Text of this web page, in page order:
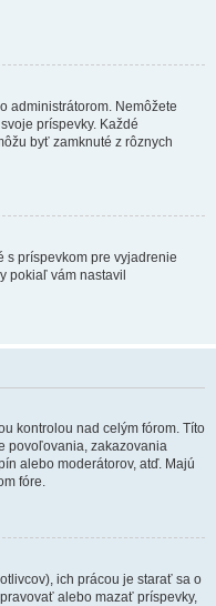
administrátorom. Nemôžete
príspevky. Každé
byť zamknuté z rôznych
s príspevkom pre vyjadrenie
pokiaľ vám nastavil
kontrolou nad celým fórom. Títo
povoľovania, zakazovania
alebo moderátorov, atď. Majú
fóre.
ich prácou je starať sa o
alebo mazať príspevky,